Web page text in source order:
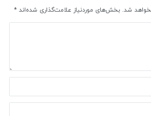
شد. بخش‌های موردنیاز علامت‌گذاری شده‌اند *